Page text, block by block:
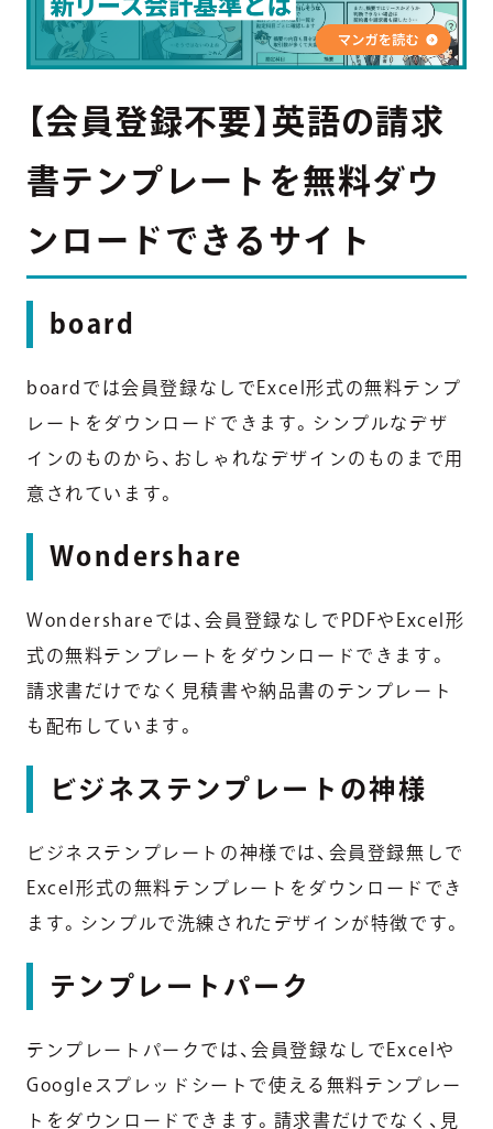
【会員登録不要】英語の請求
書テンプレートを無料ダウ
ンロードできるサイト
board
boardでは会員登録なしでExcel形式の無料テンプ
レートをダウンロードできます。シンプルなデザ
インのものから、おしゃれなデザインのものまで用
意されています。
Wondershare
Wondershareでは、会員登録なしでPDFやExcel形
式の無料テンプレートをダウンロードできます。
請求書だけでなく見積書や納品書のテンプレート
も配布しています。
ビジネステンプレートの神様
ビジネステンプレートの神様では、会員登録無しで
Excel形式の無料テンプレートをダウンロードでき
ます。シンプルで洗練されたデザインが特徴です。
テンプレートパーク
テンプレートパークでは、会員登録なしでExcelや
Googleスプレッドシートで使える無料テンプレー
トをダウンロードできます。請求書だけでなく、見